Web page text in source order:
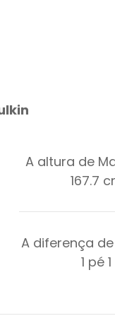
A altura de
167.7
A diferença
1 pé 1